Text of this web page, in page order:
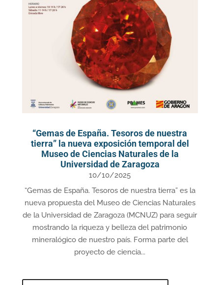
“Gemas de España. Tesoros de nuestra
tierra” la nueva exposición temporal del
Museo de Ciencias Naturales de la
Universidad de Zaragoza
10/10/2025
“Gemas de España. Tesoros de nuestra tierra” es la
nueva propuesta del Museo de Ciencias Naturales
de la Universidad de Zaragoza (MCNUZ) para seguir
mostrando la riqueza y belleza del patrimonio
mineralógico de nuestro país. Forma parte del
proyecto de ciencia...